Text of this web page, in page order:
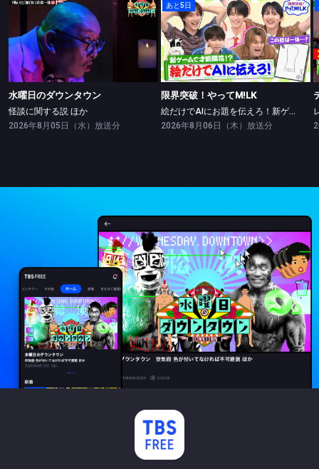
水曜日のダウンタウン
怪談に関する説 ほか
水曜日のダウンタウン
怪談に関する説 ほか
2026年8月05日（水）放送分
あと5日
限界突破！やってM!LK
限界突破！やってM!LK
絵だけでAIにお題を伝えろ！新ゲームで絵の才能開花！？
2026年8月06日（木）放送分